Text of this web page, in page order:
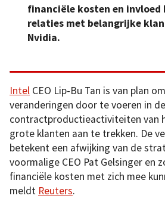
financiële kosten en invloed
relaties met belangrijke
Nvidia.
Intel CEO Lip-Bu Tan is van plan
veranderingen door te voeren in de
contractproductieactiviteiten van
grote klanten aan te trekken. De
betekent een afwijking van de
voormalige CEO Pat Gelsinger en
financiële kosten met zich mee
meldt Reuters.